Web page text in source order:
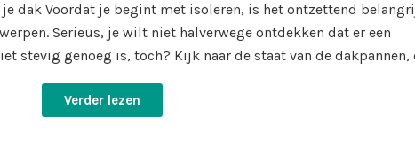
dak Voordat je begint met isoleren, is het ontzettend
Serieus, je wilt niet halverwege ontdekken dat er een
stevig genoeg is, toch? Kijk naar de staat van de dakpannen,
Verder lezen